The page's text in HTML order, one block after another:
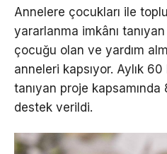
Annelere çocukları ile
yararlanma imkânı
çocuğu olan ve yardım
anneleri kapsıyor. Aylık
tanıyan proje
destek verildi.